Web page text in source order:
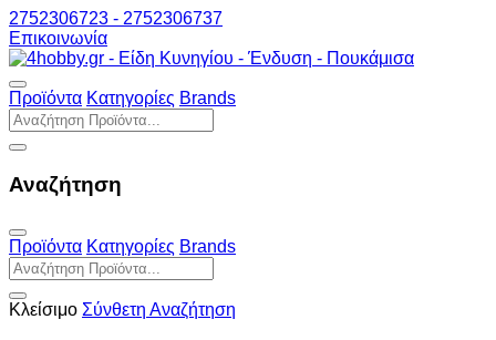
2752306723 - 2752306737
Επικοινωνία
Προϊόντα Κατηγορίες Brands
Αναζήτηση
Προϊόντα Κατηγορίες Brands
Κλείσιμο Σύνθετη Αναζήτηση